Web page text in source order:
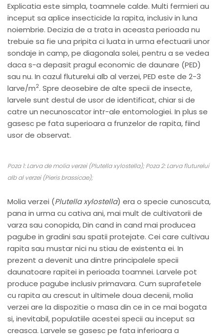
Explicatia este simpla, toamnele calde. Multi fermieri au
inceput sa aplice insecticide la rapita, inclusiv in luna
noiembrie. Decizia de a trata in aceasta perioada nu
trebuie sa fie una pripita ci luata in urma efectuarii unor
sondaje in camp, pe diagonala solei, pentru a se vedea
daca s-a depasit pragul economic de daunare (PED)
sau nu. In cazul fluturelui alb al verzei, PED este de 2-3
larve/m2. Spre deosebire de alte specii de insecte,
larvele sunt destul de usor de identificat, chiar si de
catre un necunoscator intr-ale entomologiei. In plus se
gasesc pe fata superioara a frunzelor de rapita, fiind
usor de observat.
Poza 1: Larva de molia verzei (Plutella xylostella); Poza 2: Larva fluturelui
alb al verzei (Pieris brassicae);
Molia verzei (Plutella xylostella) era o specie cunoscuta,
pana in urma cu cativa ani, mai mult de cultivatorii de
varza sau conopida, Din cand in cand mai producea
pagube in gradini sau spatii protejate. Cei care cultivau
rapita sau mustar nici nu stiau de existenta ei. In
prezent a devenit una dintre principalele specii
daunatoare rapitei in perioada toamnei. Larvele pot
produce pagube inclusiv primavara. Cum suprafetele
cu rapita au crescut in ultimele doua decenii, molia
verzei are la dispozitie o masa din ce in ce mai bogata
si, inevitabil, populatiile acestei specii au inceput sa
creasca. Larvele se gasesc pe fata inferioara a